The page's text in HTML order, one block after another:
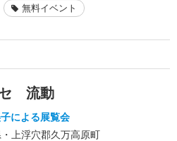
無料イベント
セ 流動
による展覧会
上浮穴郡久万高原町